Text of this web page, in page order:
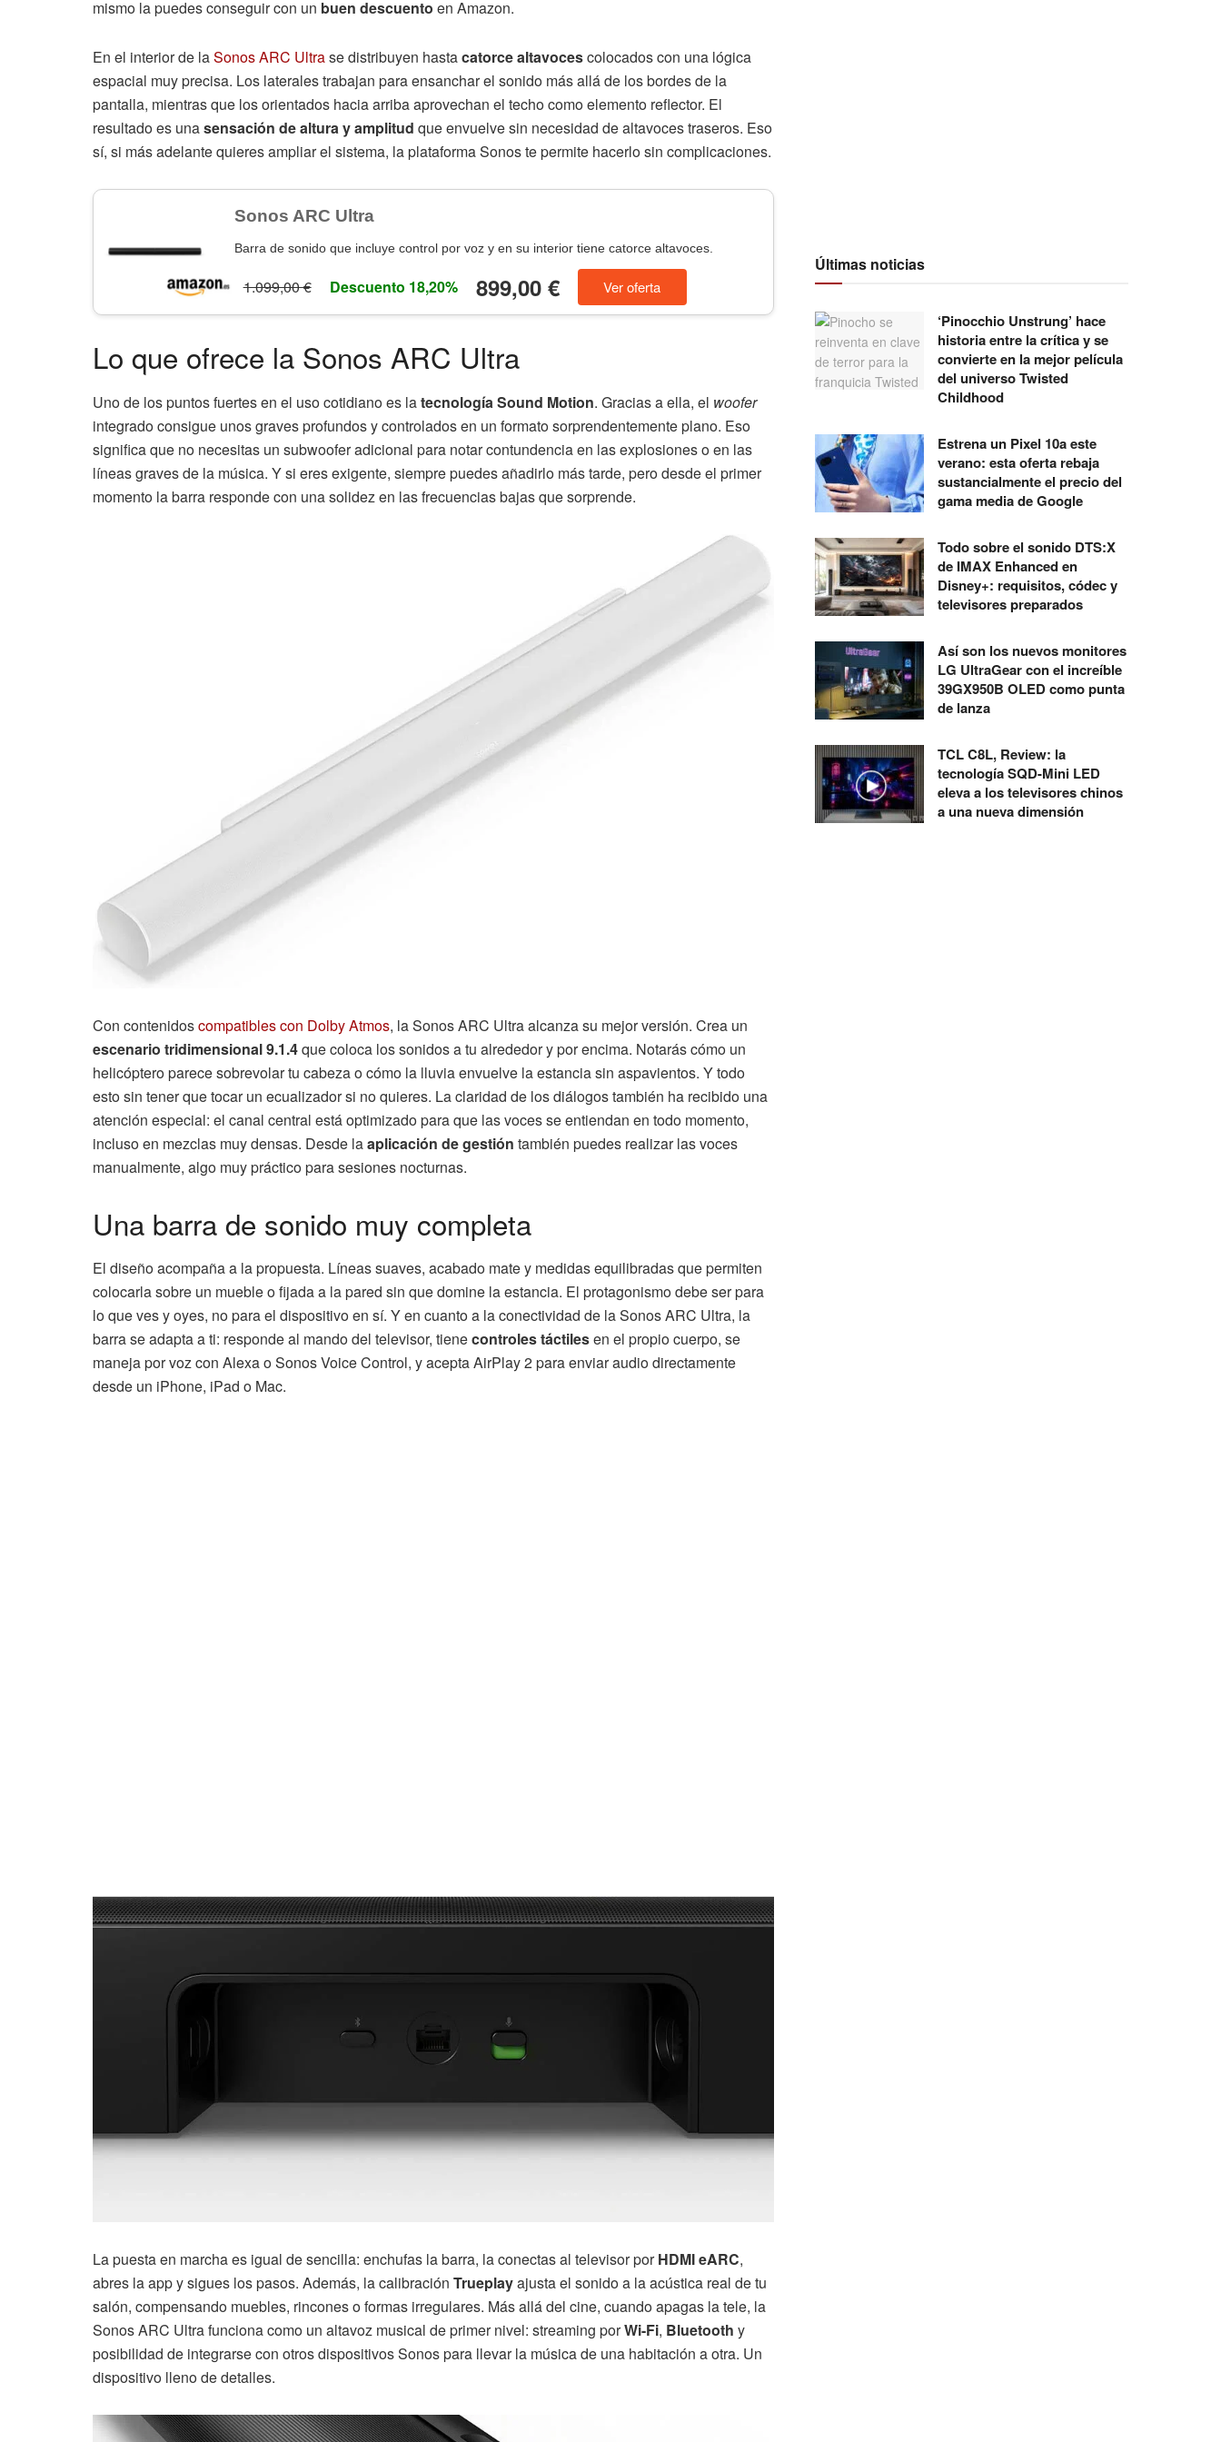
mismo la puedes conseguir con un buen descuento en Amazon.
En el interior de laSonos ARC Ultrase distribuyen hastacatorce altavocescolocados con una lógica
espacial muy precisa. Los laterales trabajan para ensanchar el sonido más allá de los bordes de la
pantalla, mientras que los orientados hacia arriba aprovechan el techo como elemento reflector. El
resultado es unasensación de altura y amplitud que envuelve sin necesidad de altavoces traseros. Eso
sí, si más adelante quieres ampliar el sistema, la plataforma Sonos te permite hacerlo sin complicaciones.
Sonos ARC Ultra
Barra de sonido que incluye control por voz y en su interior tiene catorce altavoces.
1.099,00 € Descuento 18,20% 899,00 € Ver oferta
Lo que ofrece la Sonos ARC Ultra
Uno de los puntos fuertes en el uso cotidiano es latecnología Sound Motion. Gracias a ella, el woofer
integrado consigue unos graves profundos y controlados en un formato sorprendentemente plano. Eso
significa que no necesitas un subwoofer adicional para notar contundencia en las explosiones o en las
líneas graves de la música. Y si eres exigente, siempre puedes añadirlo más tarde, pero desde el primer
momento la barra responde con una solidez en las frecuencias bajas que sorprende.
Con contenidoscompatibles con Dolby Atmos, la Sonos ARC Ultra alcanza su mejor versión. Crea un
escenario tridimensional 9.1.4que coloca los sonidos a tu alrededor y por encima. Notarás cómo un
helicóptero parece sobrevolar tu cabeza o cómo la lluvia envuelve la estancia sin aspavientos. Y todo
esto sin tener que tocar un ecualizador si no quieres. La claridad de los diálogos también ha recibido una
atención especial: el canal central está optimizado para que las voces se entiendan en todo momento,
incluso en mezclas muy densas. Desde laaplicación de gestión también puedes realizar las voces
manualmente, algo muy práctico para sesiones nocturnas.
Una barra de sonido muy completa
El diseño acompaña a la propuesta. Líneas suaves, acabado mate y medidas equilibradas que permiten
colocarla sobre un mueble o fijada a la pared sin que domine la estancia. El protagonismo debe ser para
lo que ves y oyes, no para el dispositivo en sí. Y en cuanto a la conectividad de la Sonos ARC Ultra, la
barra se adapta a ti: responde al mando del televisor, tienecontroles táctilesen el propio cuerpo, se
maneja por voz con Alexa o Sonos Voice Control, y acepta AirPlay 2 para enviar audio directamente
desde un iPhone, iPad o Mac.
La puesta en marcha es igual de sencilla: enchufas la barra, la conectas al televisor porHDMI eARC,
abres la app y sigues los pasos. Además, la calibración Trueplayajusta el sonido a la acústica real de tu
salón, compensando muebles, rincones o formas irregulares. Más allá del cine, cuando apagas la tele, la
Sonos ARC Ultra funciona como un altavoz musical de primer nivel: streaming porWi-Fi, Bluetooth y
posibilidad de integrarse con otros dispositivos Sonos para llevar la música de una habitación a otra. Un
dispositivo lleno de detalles.
Últimas noticias
‘Pinocchio Unstrung’ hace
historia entre la crítica y se
convierte en la mejor película
del universo Twisted
Childhood
Estrena un Pixel 10a este
verano: esta oferta rebaja
sustancialmente el precio del
gama media de Google
Todo sobre el sonido DTS:X
de IMAX Enhanced en
Disney+: requisitos, códec y
televisores preparados
Así son los nuevos monitores
LG UltraGear con el increíble
39GX950B OLED como punta
de lanza
TCL C8L, Review: la
tecnología SQD-Mini LED
eleva a los televisores chinos
a una nueva dimensión